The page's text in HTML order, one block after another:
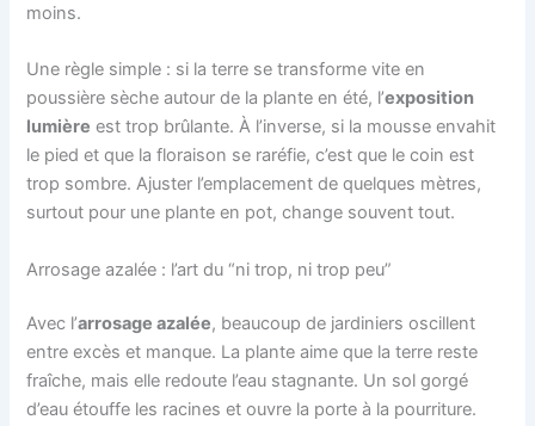
moins.
Une règle simple : si la terre se transforme vite en
poussière sèche autour de la plante en été, l’exposition
lumière est trop brûlante. À l’inverse, si la mousse envahit
le pied et que la floraison se raréfie, c’est que le coin est
trop sombre. Ajuster l’emplacement de quelques mètres,
surtout pour une plante en pot, change souvent tout.
Arrosage azalée : l’art du “ni trop, ni trop peu”
Avec l’arrosage azalée, beaucoup de jardiniers oscillent
entre excès et manque. La plante aime que la terre reste
fraîche, mais elle redoute l’eau stagnante. Un sol gorgé
d’eau étouffe les racines et ouvre la porte à la pourriture.